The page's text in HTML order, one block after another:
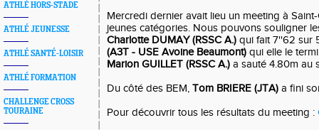
ATHLÉ HORS-STADE
ATHLÉ JEUNESSE
ATHLÉ SANTÉ-LOISIR
ATHLÉ FORMATION
CHALLENGE CROSS
TOURAINE
Mercredi dernier avait lieu un meeting à
jeunes catégories. Nous pouvons souligner
Charlotte DUMAY (RSSC A.) qui fait 7''62 sur
(A3T - USE Avoine Beaumont) qui elle le
Marion GUILLET (RSSC A.) a sauté 4.80m au
Du côté des BEM, Tom BRIERE (JTA) a fini
Pour découvrir tous les résultats du meeting :